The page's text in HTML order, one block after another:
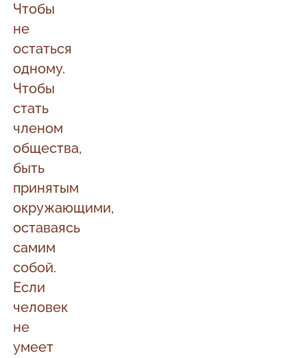
Чтобы
не
остаться
одному.
Чтобы
стать
членом
общества,
быть
принятым
окружающими,
оставаясь
самим
собой.
Если
человек
не
умеет